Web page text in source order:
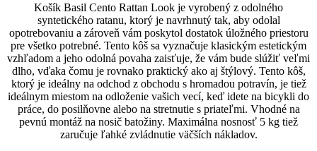
Košík Basil Cento Rattan Look je vyrobený z odolného
syntetického ratanu, ktorý je navrhnutý tak, aby odolal
opotrebovaniu a zároveň vám poskytol dostatok úložného priestoru
pre všetko potrebné. Tento kôš sa vyznačuje klasickým estetickým
vzhľadom a jeho odolná povaha zaisťuje, že vám bude slúžiť veľmi
dlho, vďaka čomu je rovnako praktický ako aj štýlový. Tento kôš,
ktorý je ideálny na odchod z obchodu s hromadou potravín, je tiež
ideálnym miestom na odloženie vašich vecí, keď idete na bicykli do
práce, do posilňovne alebo na stretnutie s priateľmi. Vhodné na
pevnú montáž na nosič batožiny. Maximálna nosnosť 5 kg tiež
zaručuje ľahké zvládnutie väčších nákladov.